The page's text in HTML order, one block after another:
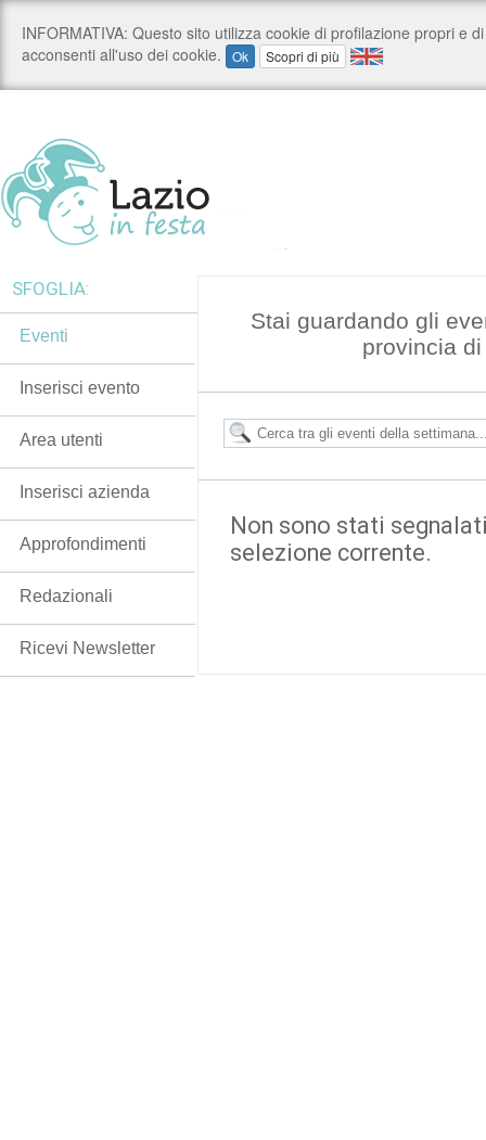
Stai guardando gli
provincia
Non sono stati
selezione corrente.
SFOGLIA:
Eventi
Inserisci evento
Area utenti
Inserisci azienda
Approfondimenti
Redazionali
Ricevi Newsletter